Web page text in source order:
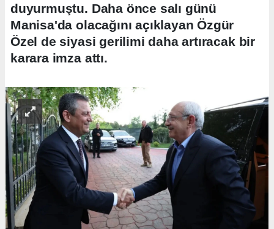
duyurmuştu. Daha önce salı günü
Manisa'da olacağını açıklayan Özgür
Özel de siyasi gerilimi daha artıracak bir
karara imza attı.